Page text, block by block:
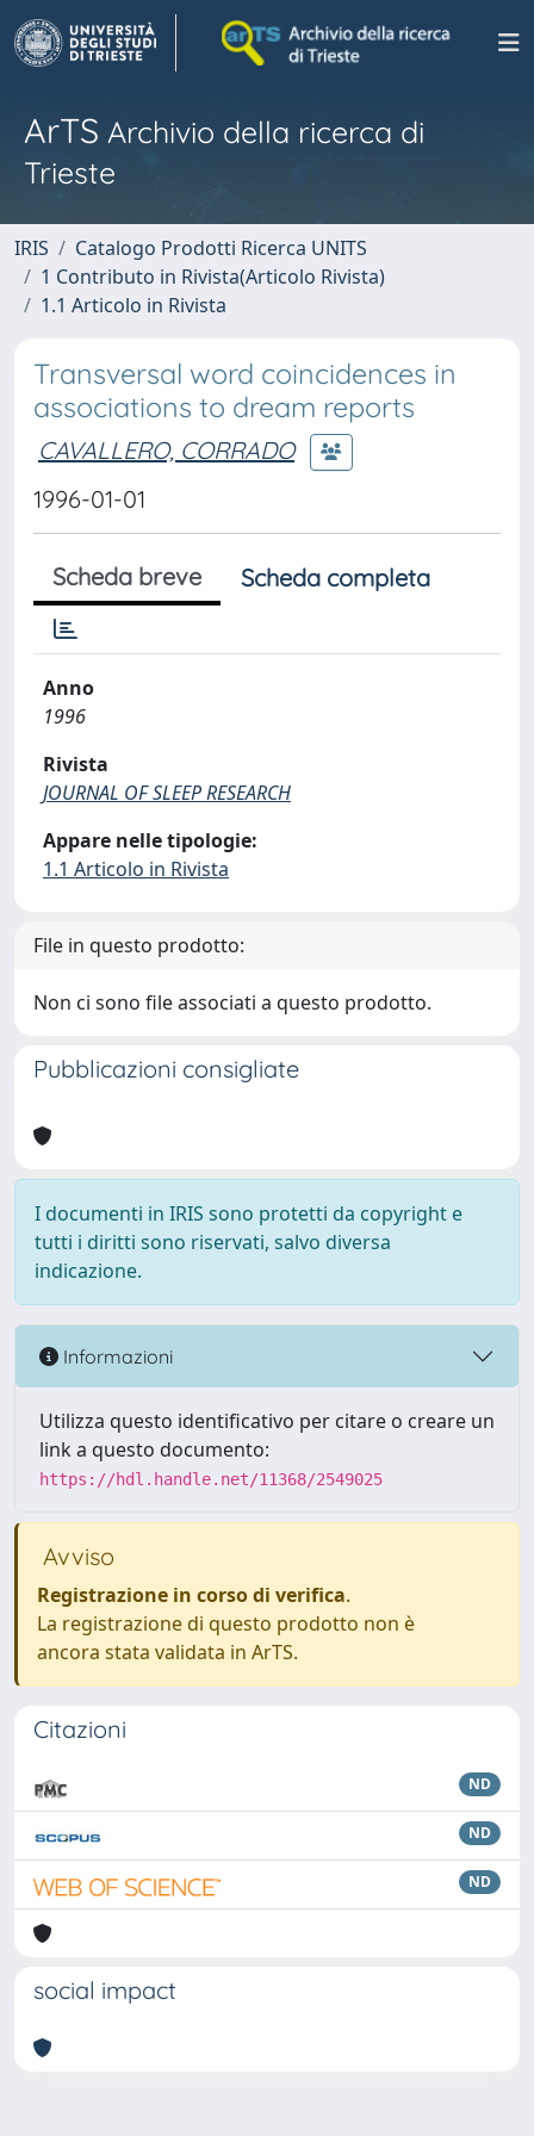
ArTS Archivio della ricerca di
Trieste
IRIS
Catalogo Prodotti Ricerca UNITS
1 Contributo in Rivista(Articolo Rivista)
1.1 Articolo in Rivista
Transversal word coincidences in
associations to dream reports
CAVALLERO, CORRADO
1996-01-01
Scheda breve Scheda completa
Anno
1996
Rivista
JOURNAL OF SLEEP RESEARCH
Appare nelle tipologie:
1.1 Articolo in Rivista
File in questo prodotto:
Non ci sono file associati a questo prodotto.
Pubblicazioni consigliate
I documenti in IRIS sono protetti da copyright e
tutti i diritti sono riservati, salvo diversa
indicazione.
Informazioni
Utilizza questo identificativo per citare o creare un
link a questo documento:
https://hdl.handle.net/11368/2549025
Avviso
Registrazione in corso di verifica.
La registrazione di questo prodotto non è
ancora stata validata in ArTS.
Citazioni
ND
ND
ND
social impact